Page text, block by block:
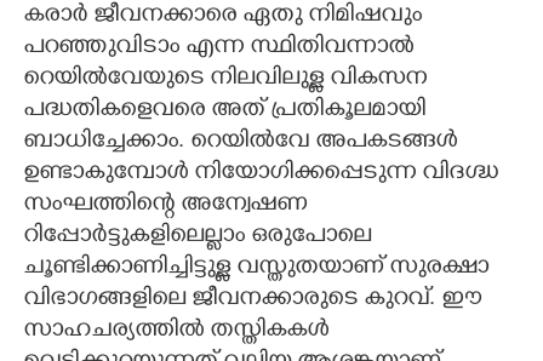
കരാർ ജീവനക്കാരെ ഏതു നിമിഷവും
പറഞ്ഞുവിടാം എന്ന സ്ഥിതിവന്നാൽ
റെയിൽവേയുടെ നിലവിലുള്ള വികസന
പദ്ധതികളെവരെ അത് പ്രതികൂലമായി
ബാധിച്ചേക്കാം. റെയിൽവേ അപകടങ്ങൾ
ഉണ്ടാകുമ്പോൾ നിയോഗിക്കപ്പെടുന്ന വിദഗ്ദ്ധ
സംഘത്തിന്റെ അന്വേഷണ
റിപ്പോർട്ടുകളിലെല്ലാം ഒരുപോലെ
ചൂണ്ടിക്കാണിച്ചിട്ടുള്ള വസ്തുതയാണ് സുരക്ഷാ
വിഭാഗങ്ങളിലെ ജീവനക്കാരുടെ കുറവ്. ഈ
സാഹചര്യത്തിൽ തസ്തികകൾ